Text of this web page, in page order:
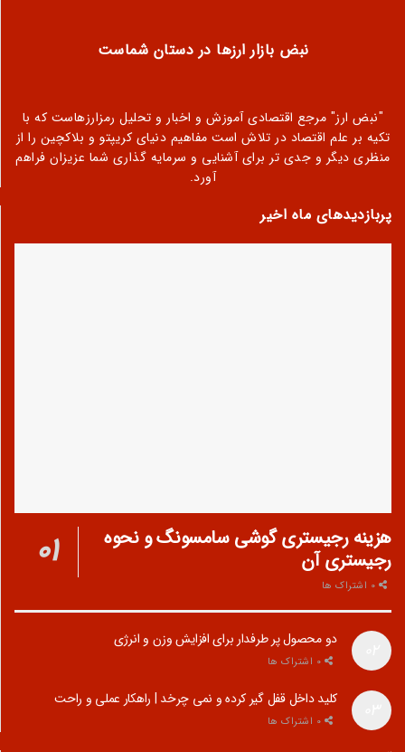
نبض بازار ارزها در دستان شماست
"نبض ارز" مرجع اقتصادی آموزش و اخبار و تحلیل رمزارزهاست که با
تکیه بر علم اقتصاد در تلاش است مفاهیم دنیای کریپتو و بلاکچین را از
منظری دیگر و جدی تر برای آشنایی و سرمایه گذاری شما عزیزان فراهم
آورد.
پربازدیدهای ماه اخیر
هزینه رجیستری گوشی سامسونگ و نحوه
رجیستری آن
دو محصول پر طرفدار برای افزایش وزن و انرژی
کلید داخل قفل گیر کرده و نمی چرخد | راهکار عملی و راحت